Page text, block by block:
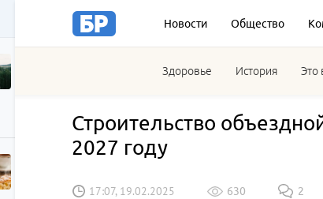
Новости Общество
Здоровье История Это
Строительство
2027 году
17:07, 19.02.2025 630 2